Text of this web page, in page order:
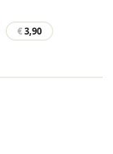
€3,90